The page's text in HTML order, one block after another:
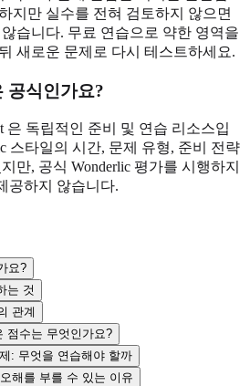
지만 실수를 전혀 검토하지 않으면
습니다. 무료 연습으로 약한 영역을
새로운 문제로 다시 테스트하세요.
공식인가요?
은 독립적인 준비 및 연습 리소스입
스타일의 시간, 문제 유형, 준비 전략
만, 공식 Wonderlic 평가를 시행하지
공하지 않습니다.
요?
는 것
관계
점수는 무엇인가요?
: 무엇을 연습해야 할까
해를 부를 수 있는 이유